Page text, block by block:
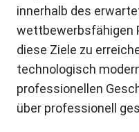
innerhalb des
wettbewerbsfähigen
diese Ziele zu
technologisch
professionellen
über professionell